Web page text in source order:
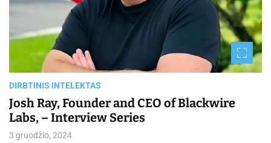
r
e
a
d
t
i
m
e
DIRBTINIS INTELEKTAS
Josh Ray, Founder and CEO of Blackwire
Labs, – Interview Series
3 gruodžio, 2024